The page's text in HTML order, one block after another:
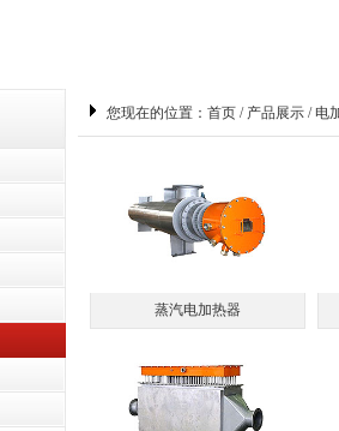
您现在的位置： 首页 / 产品展示 / 电
蒸汽电加热器